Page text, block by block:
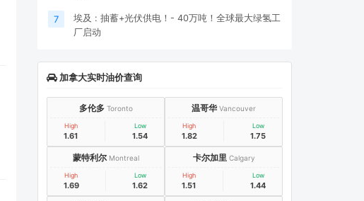
7
埃及 : 抽蓄+光伏供电！- 40万吨！全球最大绿氢工
厂启动
加拿大实时油价查询
多伦多 Toronto
High
1.61
Low
1.54
温哥华 Vancouver
High
1.82
Low
1.75
蒙特利尔 Montreal
High
1.69
Low
1.62
卡尔加里 Calgary
High
1.51
Low
1.44